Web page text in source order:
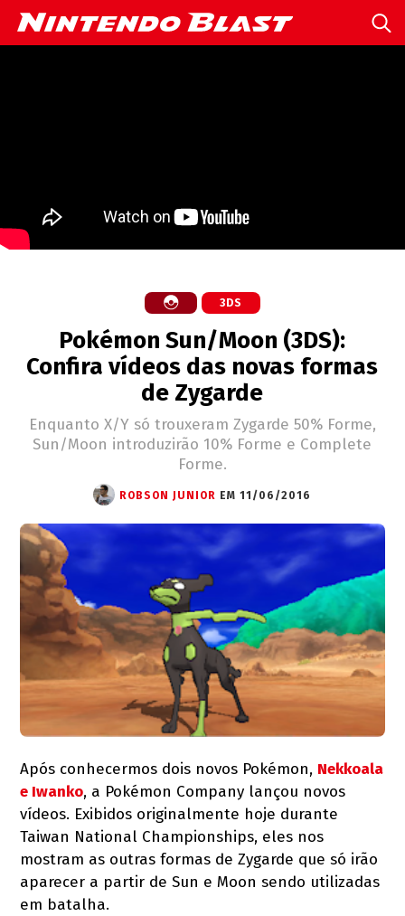
3DS
Pokémon Sun/Moon (3DS):
Confira vídeos das novas formas
de Zygarde
Enquanto X/Y só trouxeram Zygarde 50% Forme,
Sun/Moon introduzirão 10% Forme e Complete
Forme.
ROBSON JUNIOR EM 11/06/2016
Após conhecermos dois novos Pokémon, Nekkoala
e Iwanko, a Pokémon Company lançou novos
vídeos. Exibidos originalmente hoje durante
Taiwan National Championships, eles nos
mostram as outras formas de Zygarde que só irão
aparecer a partir de Sun e Moon sendo utilizadas
em batalha.